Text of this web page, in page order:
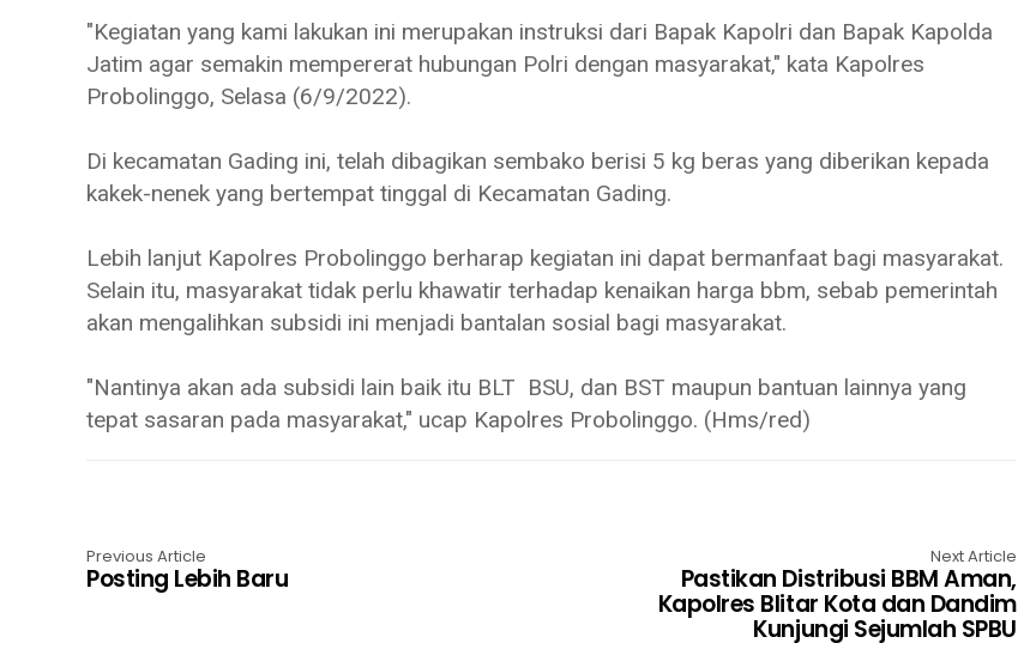
"Kegiatan yang kami lakukan ini merupakan instruksi dari Bapak Kapolri dan Bapak Kapolda
Jatim agar semakin mempererat hubungan Polri dengan masyarakat," kata Kapolres
Probolinggo, Selasa (6/9/2022).
Di kecamatan Gading ini, telah dibagikan sembako berisi 5 kg beras yang diberikan kepada
kakek-nenek yang bertempat tinggal di Kecamatan Gading.
Lebih lanjut Kapolres Probolinggo berharap kegiatan ini dapat bermanfaat bagi masyarakat.
Selain itu, masyarakat tidak perlu khawatir terhadap kenaikan harga bbm, sebab pemerintah
akan mengalihkan subsidi ini menjadi bantalan sosial bagi masyarakat.
"Nantinya akan ada subsidi lain baik itu BLT BSU, dan BST maupun bantuan lainnya yang
tepat sasaran pada masyarakat," ucap Kapolres Probolinggo. (Hms/red)
Previous Article
Posting Lebih Baru
Next Article
Pastikan Distribusi BBM Aman,
Kapolres Blitar Kota dan Dandim
Kunjungi Sejumlah SPBU